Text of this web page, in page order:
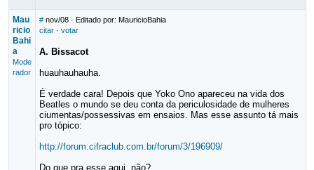
Mau
ricio
Bahi
a
Mode
rador
# nov/08· Editado por: MauricioBahia
citar· votar
A. Bissacot
huauhauhauha.
É verdade cara! Depois que Yoko Ono apareceu na vida dos
Beatles o mundo se deu conta da periculosidade de mulheres
ciumentas/possessivas em ensaios. Mas esse assunto tá mais
pro tópico:
http://forum.cifraclub.com.br/forum/3/196909/
Do que pra esse aqui, não?